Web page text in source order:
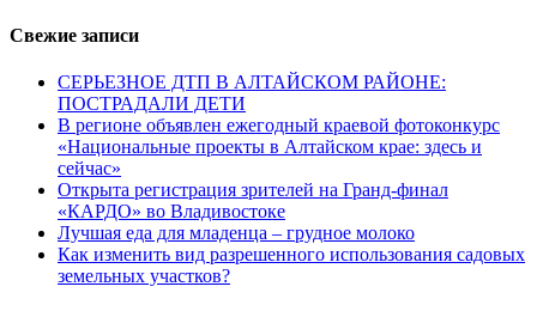
Свежие записи
СЕРЬЕЗНОЕ ДТП В АЛТАЙСКОМ РАЙОНЕ:
ПОСТРАДАЛИ ДЕТИ
В регионе объявлен ежегодный краевой фотоконкурс
«Национальные проекты в Алтайском крае: здесь и
сейчас»
Открыта регистрация зрителей на Гранд-финал
«КАРДО» во Владивостоке
Лучшая еда для младенца – грудное молоко
Как изменить вид разрешенного использования садовых
земельных участков?